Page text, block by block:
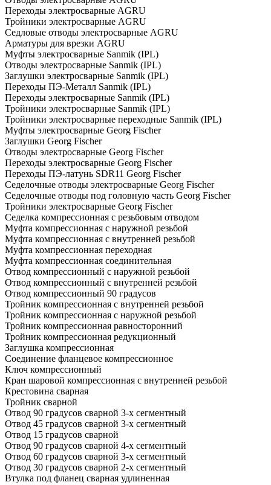
Переходы электросварные AGRU
Тройники электросварные AGRU
Седловые отводы электросварные AGRU
Арматуры для врезки AGRU
Муфты электросварные Sanmik (IPL)
Отводы электросварные Sanmik (IPL)
Заглушки электросварные Sanmik (IPL)
Переходы ПЭ-Металл Sanmik (IPL)
Переходы электросварные Sanmik (IPL)
Тройники электросварные Sanmik (IPL)
Тройники электросварные переходные Sanmik (IPL)
Муфты электросварные Georg Fischer
Заглушки Georg Fischer
Отводы электросварные Georg Fischer
Переходы электросварные Georg Fischer
Переходы ПЭ-латунь SDR11 Georg Fischer
Седелочные отводы электросварные Georg Fischer
Седелочные отводы под головную часть Georg Fischer
Тройники электросварные Georg Fischer
Седелка компрессионная с резьбовым отводом
Муфта компрессионная с наружной резьбой
Муфта компрессионная с внутренней резьбой
Муфта компрессионная переходная
Муфта компрессионная соединительная
Отвод компрессионный с наружной резьбой
Отвод компрессионный с внутренней резьбой
Отвод компрессионный 90 градусов
Тройник компрессионная с внутренней резьбой
Тройник компрессионная с наружной резьбой
Тройник компрессионная равносторонний
Тройник компрессионная редукционный
Заглушка компрессионная
Соединение фланцевое компрессионное
Ключ компрессионный
Кран шаровой компрессионная с внутренней резьбой
Крестовина сварная
Тройник сварной
Отвод 90 градусов сварной 3-х сегментный
Отвод 45 градусов сварной 3-х сегментный
Отвод 15 градусов сварной
Отвод 90 градусов сварной 4-х сегментный
Отвод 60 градусов сварной 3-х сегментный
Отвод 30 градусов сварной 2-х сегментный
Втулка под фланец сварная удлиненная